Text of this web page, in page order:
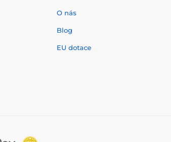
O nás
Blog
EU dotace